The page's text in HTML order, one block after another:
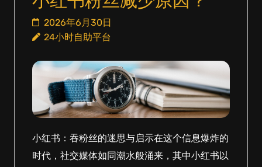
2026年6月30日
24小时自助平台
小红书：吞粉丝的迷思与启示在这个信息爆炸的
时代，社交媒体如同潮水般涌来，其中小红书以